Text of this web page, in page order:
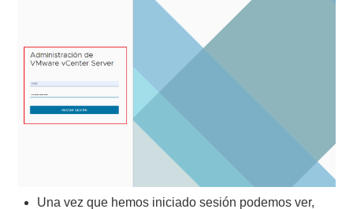
Una vez que hemos iniciado sesión podemos ver,